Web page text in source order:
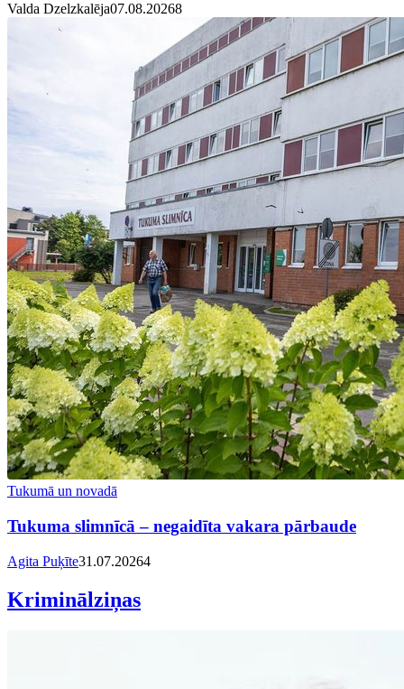
Valda Dzelzkalēja07.08.20268
Tukumā un novadā
Tukuma slimnīcā – negaidīta vakara pārbaude
Agita Puķīte31.07.20264
Kriminālziņas